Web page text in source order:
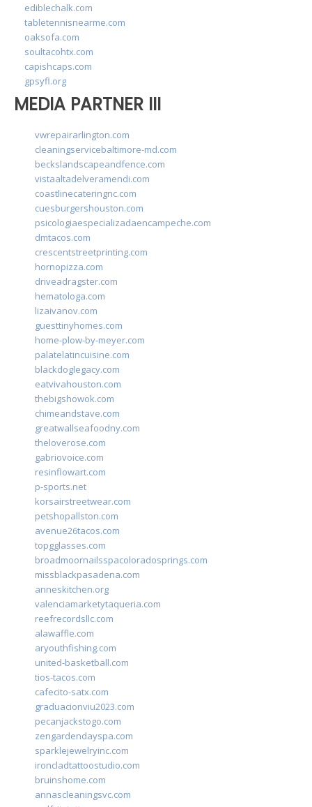
ediblechalk.com
tabletennisnearme.com
oaksofa.com
soultacohtx.com
capishcaps.com
gpsyfl.org
MEDIA PARTNER III
vwrepairarlington.com
cleaningservicebaltimore-md.com
beckslandscapeandfence.com
vistaaltadelveramendi.com
coastlinecateringnc.com
cuesburgershouston.com
psicologiaespecializadaencampeche.com
dmtacos.com
crescentstreetprinting.com
hornopizza.com
driveadragster.com
hematologa.com
lizaivanov.com
guesttinyhomes.com
home-plow-by-meyer.com
palatelatincuisine.com
blackdoglegacy.com
eatvivahouston.com
thebigshowok.com
chimeandstave.com
greatwallseafoodny.com
theloverose.com
gabriovoice.com
resinflowart.com
p-sports.net
korsairstreetwear.com
petshopallston.com
avenue26tacos.com
topgglasses.com
broadmoornailsspacoloradosprings.com
missblackpasadena.com
anneskitchen.org
valenciamarketytaqueria.com
reefrecordsllc.com
alawaffle.com
aryouthfishing.com
united-basketball.com
tios-tacos.com
cafecito-satx.com
graduacionviu2023.com
pecanjackstogo.com
zengardendayspa.com
sparklejewelryinc.com
ironcladtattoostudio.com
bruinshome.com
annascleaningsvc.com